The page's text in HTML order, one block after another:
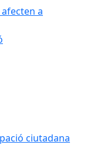
a
ciutadana